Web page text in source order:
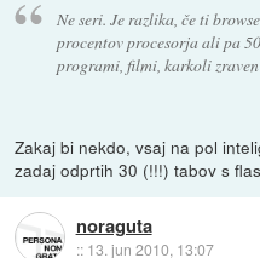
Ne seri. Je razlika, če ti
procentov procesorja ali pa
programi, filmi, karkoli zraven
Zakaj bi nekdo, vsaj na pol
zadaj odprtih 30 (!!!) tabov s
noraguta
:: 13. jun 2010, 13:07